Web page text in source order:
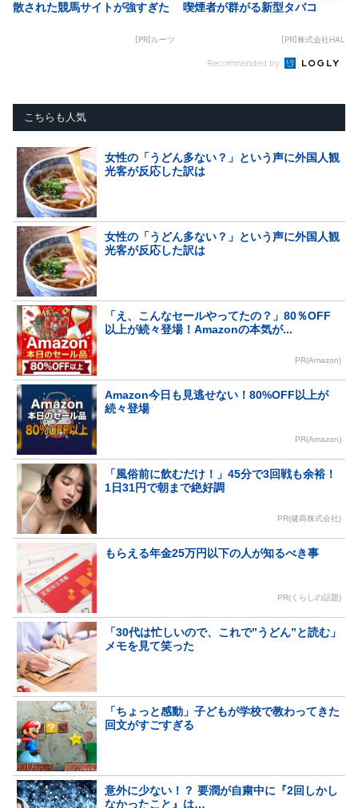
散された競馬サイトが強すぎた
[PR]ルーツ
喫煙者が群がる新型タバコ
[PR]株式会社HAL
Recommended by
こちらも人気
女性の「うどん多ない？」という声に外国人観
光客が反応した訳は
女性の「うどん多ない？」という声に外国人観
光客が反応した訳は
「え、こんなセールやってたの？」80％OFF
以上が続々登場！Amazonの本気が...
PR(Amazon)
Amazon今日も見逃せない！80%OFF以上が
続々登場
PR(Amazon)
「風俗前に飲むだけ！」45分で3回戦も余裕！
1日31円で朝まで絶好調
PR(健商株式会社)
もらえる年金25万円以下の人が知るべき事
PR(くらしの話題)
「30代は忙しいので、これで”うどん”と読む」
メモを見て笑った
「ちょっと感動」子どもが学校で教わってきた
回文がすごすぎる
意外に少ない！？ 要潤が自粛中に『2回しかし
なかったこと』は…